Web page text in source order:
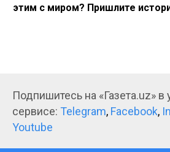
этим с миром? Пришлите
Подпишитесь на «Газета.uz»
сервисе: Telegram, Facebook,
Youtube